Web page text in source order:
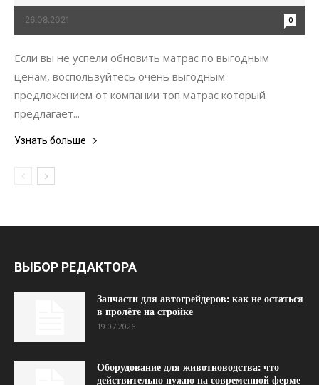
26.08.2021 0
Если вы не успели обновить матрас по выгодным
ценам, воспользуйтесь очень выгодным
предложением от компании топ матрас который
предлагает...
Узнать больше
ВЫБОР РЕДАКТОРА
Запчасти для автогрейдеров: как не остаться
в пролёте на стройке
19.07.2026
Оборудование для животноводства: что
действительно нужно на современной ферме